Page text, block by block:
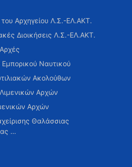
Αρχηγείου Λ.Σ.-ΕΛ.ΑΚΤ.
Διοικήσεις Λ.Σ.-ΕΛ.ΑΚΤ.
Ναυτικού
Ακολούθων
Αρχών
Αρχών
Θαλάσσιας
…